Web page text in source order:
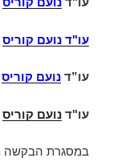
עו"ד נועם קוריס
עו”ד נועם קוריס
עו"ד נועם קוריס